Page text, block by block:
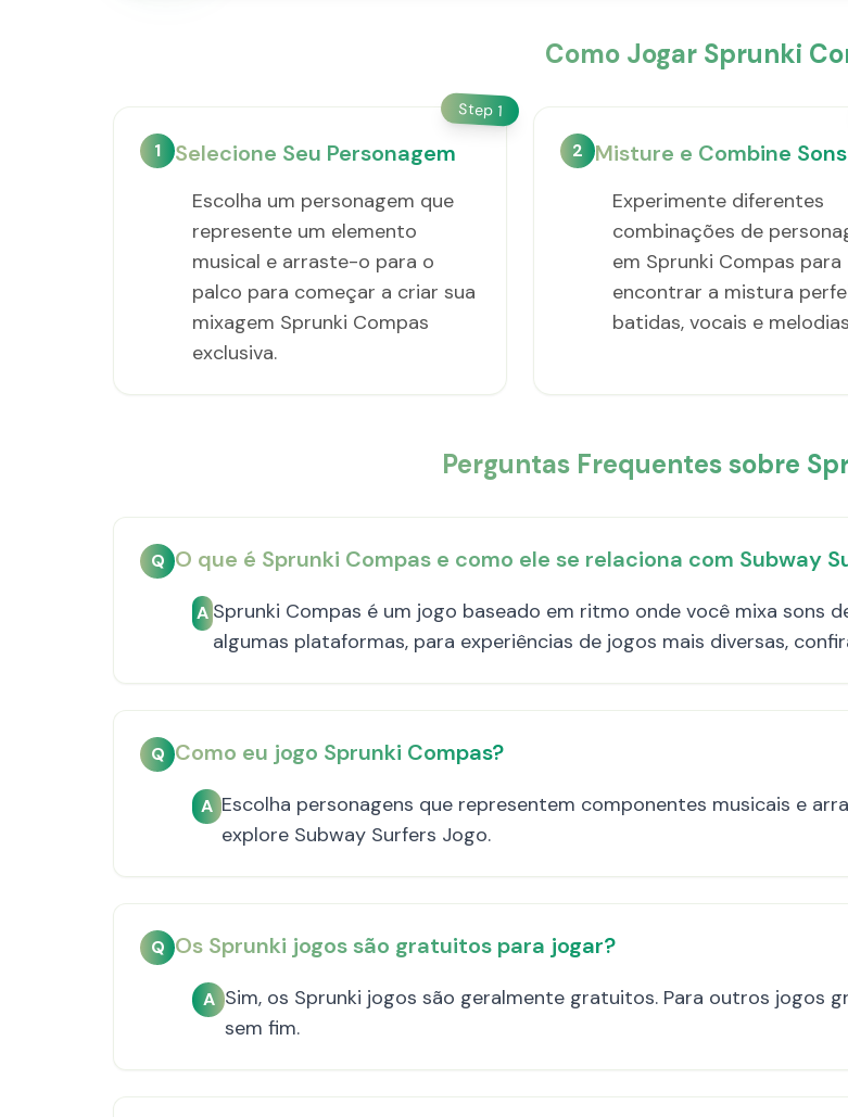
Como Jogar Sprunki
Step 1
1 Selecione Seu Personagem
Escolha um personagem que
represente um elemento
musical e arraste-o para o
palco para começar a criar sua
mixagem Sprunki Compas
exclusiva.
2 Misture e Combine Sons
Experimente diferentes
combinações de
em Sprunki Compas para
encontrar a mistura
batidas, vocais e
Perguntas Frequentes sobre
Q O que é Sprunki Compas e como ele se relaciona com Subway
ASprunki Compas é um jogo baseado em ritmo onde você mixa sons
algumas plataformas, para experiências de jogos mais diversas,
Q Como eu jogo Sprunki Compas?
A Escolha personagens que representem componentes musicais e
explore Subway Surfers Jogo.
Q Os Sprunki jogos são gratuitos para jogar?
A Sim, os Sprunki jogos são geralmente gratuitos. Para outros jogos
sem fim.